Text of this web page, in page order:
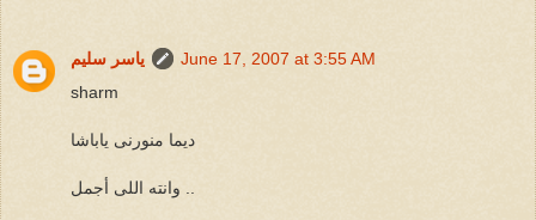
ياسر سليم
June 17, 2007 at 3:55 AM
sharm
ديما منورنى ياباشا